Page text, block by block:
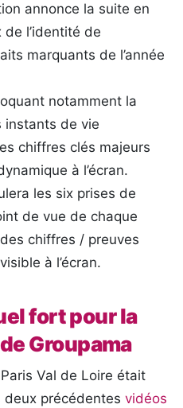
annonce la suite en
l’identité de
marquants de l’année
notamment la
instants de vie
chiffres clés majeurs
à l’écran.
les six prises de
de vue de chaque
chiffres / preuves
à l’écran.
fort pour la
Groupama
Val de Loire était
deux précédentes vidéos